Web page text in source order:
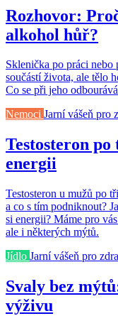
Rozhovor:
alkohol hůř?
Sklenička po práci
součástí života, ale tělo
Co se při jeho
Nemoci Jarní vášeň pro
Testosteron
energii
Testosteron u mužů po
a co s tím podniknout?
si energii? Máme pro
ale i některých mýtů.
Jídlo Jarní vášeň pro
Svaly bez
výživu